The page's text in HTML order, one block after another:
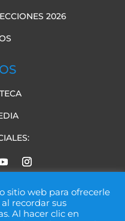
2026
sitio web para ofrecerle
recordar sus
Al hacer clic en